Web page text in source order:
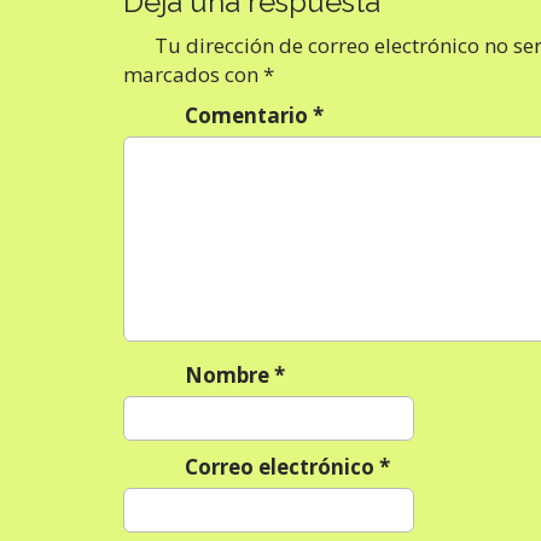
n
a
a
s
Tu dirección de correo electrónico no
marcados con*
Comentario *
Nombre*
Correo electrónico *